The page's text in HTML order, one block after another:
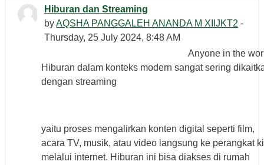
Hiburan dan Streaming
byAQSHA PANGGALEH ANANDA M XIIJKT2 -
Thursday, 25 July 2024, 8:48 AM
Anyone in the
Hiburan dalam konteks modern sangat sering
dengan streaming
yaitu proses mengalirkan konten digital seperti film,
acara TV, musik, atau video langsung ke perangkat
melalui internet. Hiburan ini bisa diakses di rumah